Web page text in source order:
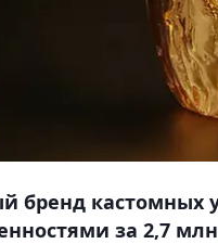
бренд кастомных
за 2,7